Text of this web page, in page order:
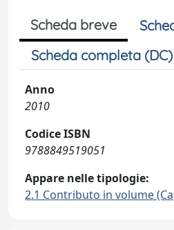
Scheda breve
Scheda completa (DC)
Anno
2010
Codice ISBN
9788849519051
Appare nelle tipologie:
2.1 Contributo in volume